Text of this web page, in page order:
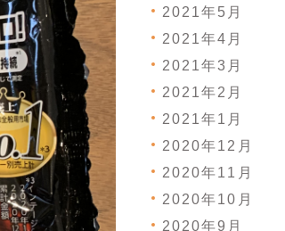
2021年5月
2021年4月
2021年3月
2021年2月
2021年1月
2020年12月
2020年11月
2020年10月
2020年9月